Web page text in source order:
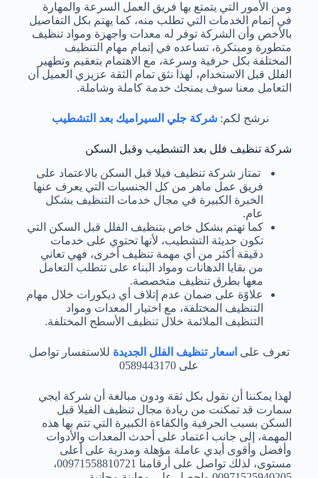
ومن الأمور التي يتمتع بها فريق العمل السرعة والمهارة
في إتمام الخدمات التي تطلب منه، كما يهتم بكل التفاصيل
بالأخص وأن الشركة توفر له معدات واجهزة ومواد تنظيف
متطورة ومبتكرة، تساعده في إتمام مهام التنظيف
المختلفة بكل حرفية وسرعة، مع الاهتمام بتعقيم وتطهير
الفلل قبل الاستخدام، لهذا نثق تمام الثقة عزيزي العميل أن
التعامل معنا سوف يمنحك خدمة كاملة وشاملة.
نرشح لكم: شركة جلي السيراميك بعد التشطيب
شركة تنظيف فلل بعد التشطيب وقبل السكن
تمتاز شركة تنظيف فيلا قبل السكن بالاعتماد على
فريق عمل ماهر من كل الجنسيات التي يعرف عنها
الخبرة الكبيرة في مجال خدمات التنظيف بشكل
عام.
كما تهتم بشكل خاص بتنظيف الفلل قبل السكن التي
تكون حديثة التشطيب، لأنها تحتوي على خدمات
دقيقة أكثر من أي مهمة تنظيف أخرى، فهي تعاني
من بقايا الدهانات ومواد البناء على تتطلب التعامل
معها بطرق تنظيف متخصصة.
علاوًة على ضمان عدم إتلاف أي ديكورات خلال مهام
التنظيف المختلفة، مع اختيار المعدات ومواد
التنظيف الملائمة خلال تنظيف الأسطح المختلفة.
تعرف على اسعار تنظيف الفلل الجديدة للاستفسار تواصل
على 0589443170
لهذا يمكننا أن نقول بكل ثقة ودون مبالغة أن شركة ايجي
سمارت قد تمكنت من ريادة مجال تنظيف الفيلا قبل
السكن بسبب الحرفية والكفاءة الكبيرة التي تتم بها هذه
المهمة، إلى جانب اعتماد على أحدث المعدات والأدوات
وأفضل وأقوى أيدي عاملة مؤهلة ومدربة على أعلى
مستوى، لذلك تواصل على أرقامنا 00971558810721،